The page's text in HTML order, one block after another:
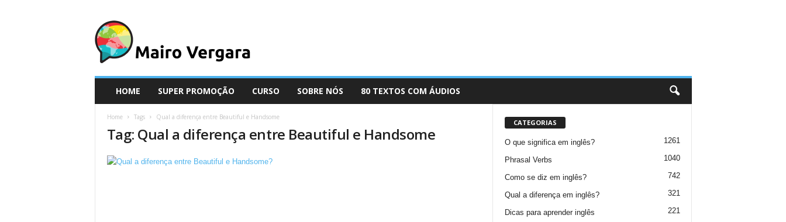
i
r
HOME SUPER PROMOÇÃO CURSO SOBRE NÓS 80 TEXTOS COM ÁUDIOS
Home Tags Qual a diferença entre Beautiful e Handsome
Tag: Qual a diferença entre Beautiful e Handsome
CATEGORIAS
O que significa em inglês? 1261
Phrasal Verbs 1040
Como se diz em inglês? 742
Qual a diferença em inglês? 321
Dicas para aprender inglês 221